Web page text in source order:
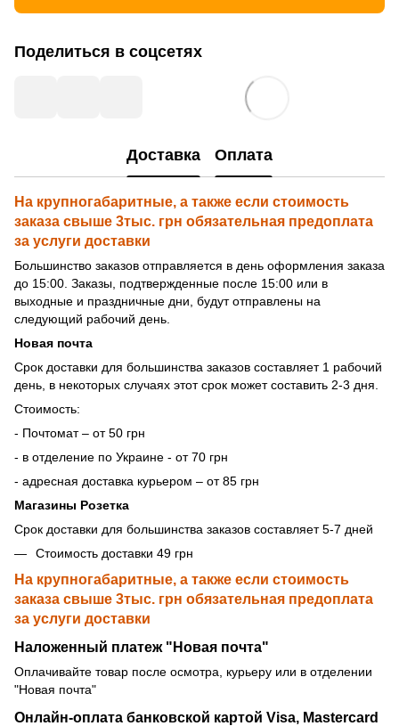
Поделиться в соцсетях
Доставка Оплата
На крупногабаритные, а также если стоимость
заказа свыше 3тыс. грн обязательная предоплата
за услуги доставки
Большинство заказов отправляется в день оформления заказа
до 15:00. Заказы, подтвержденные после 15:00 или в
выходные и праздничные дни, будут отправлены на
следующий рабочий день.
Новая почта
Срок доставки для большинства заказов составляет 1 рабочий
день, в некоторых случаях этот срок может составить 2-3 дня.
Стоимость:
- Почтомат – от 50 грн
- в отделение по Украине - от 70 грн
- адресная доставка курьером – от 85 грн
Магазины Розетка
Срок доставки для большинства заказов составляет 5-7 дней
Стоимость доставки 49 грн
На крупногабаритные, а также если стоимость
заказа свыше 3тыс. грн обязательная предоплата
за услуги доставки
Наложенный платеж "Новая почта"
Оплачивайте товар после осмотра, курьеру или в отделении
"Новая почта"
Онлайн-оплата банковской картой Visa, Mastercard